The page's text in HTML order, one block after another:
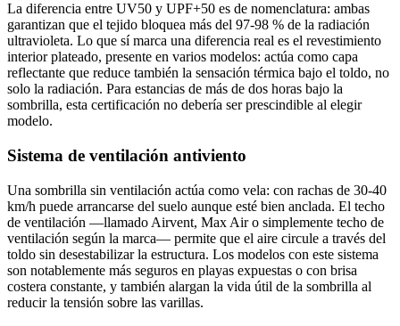
La diferencia entre UV50 y UPF+50 es de nomenclatura: ambas
garantizan que el tejido bloquea más del 97-98 % de la radiación
ultravioleta. Lo que sí marca una diferencia real es el revestimiento
interior plateado, presente en varios modelos: actúa como capa
reflectante que reduce también la sensación térmica bajo el toldo, no
solo la radiación. Para estancias de más de dos horas bajo la
sombrilla, esta certificación no debería ser prescindible al elegir
modelo.
Sistema de ventilación antiviento
Una sombrilla sin ventilación actúa como vela: con rachas de 30-40
km/h puede arrancarse del suelo aunque esté bien anclada. El techo
de ventilación —llamado Airvent, Max Air o simplemente techo de
ventilación según la marca— permite que el aire circule a través del
toldo sin desestabilizar la estructura. Los modelos con este sistema
son notablemente más seguros en playas expuestas o con brisa
costera constante, y también alargan la vida útil de la sombrilla al
reducir la tensión sobre las varillas.